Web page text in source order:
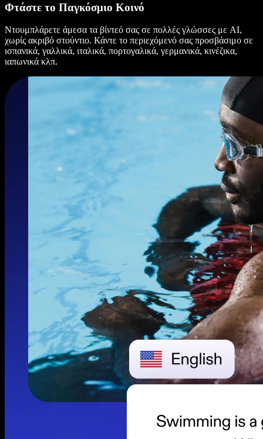
Φτάστε το Παγκόσμιο Κοινό
Ντουμπλάρετε άμεσα τα βίντεό σας σε πολλές γλώσσες με AI,
χωρίς ακριβό στούντιο. Κάντε το περιεχόμενό σας προσβάσιμο σε
ισπανικά, γαλλικά, ιταλικά, πορτογαλικά, γερμανικά, κινέζικα,
ιαπωνικά κλπ.